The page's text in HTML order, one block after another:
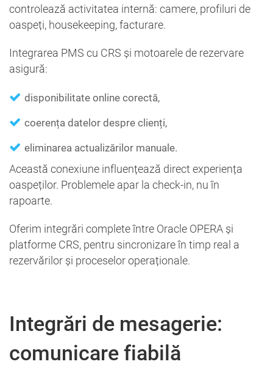
controlează activitatea internă: camere, profiluri de
oaspeți, housekeeping, facturare.
Integrarea PMS cu CRS și motoarele de rezervare
asigură:
disponibilitate online corectă,
coerența datelor despre clienți,
eliminarea actualizărilor manuale.
Această conexiune influențează direct experiența
oaspeților. Problemele apar la check-in, nu în
rapoarte.
Oferim integrări complete între Oracle OPERA și
platforme CRS, pentru sincronizare în timp real a
rezervărilor și proceselor operaționale.
Integrări de mesagerie:
comunicare fiabilă